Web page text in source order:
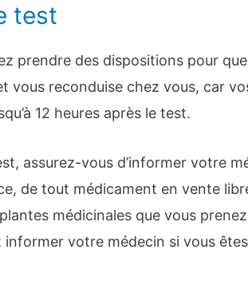
test
prendre des dispositions pour
vous reconduise chez vous, car
12 heures après le test.
assurez-vous d’informer votre
de tout médicament en vente
médicinales que vous
informer votre médecin si vous êtes